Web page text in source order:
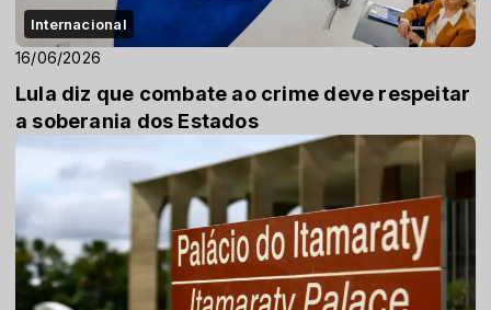
Internacional
16/06/2026
Lula diz que combate ao crime deve respeitar
a soberania dos Estados